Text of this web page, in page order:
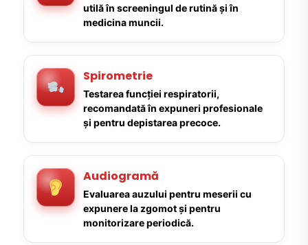
utilă în screeningul de rutină și în
medicina muncii.
Spirometrie
Testarea funcției respiratorii,
recomandată în expuneri profesionale
și pentru depistarea precoce.
Audiogramă
Evaluarea auzului pentru meserii cu
expunere la zgomot și pentru
monitorizare periodică.